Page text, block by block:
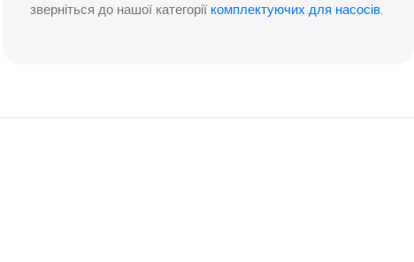
зверніться до нашої категорії комплектуючих для насосів.